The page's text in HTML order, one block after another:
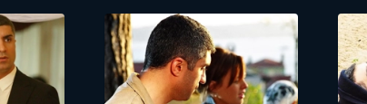
olmadığını bir türlü kabul edemez. Havinin geri dönmesiyle